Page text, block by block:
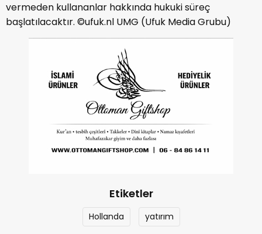
vermeden kullananlar hakkında hukuki süreç
başlatılacaktır. ©ufuk.nl UMG (Ufuk Media Grubu)
Etiketler
Hollanda yatırım